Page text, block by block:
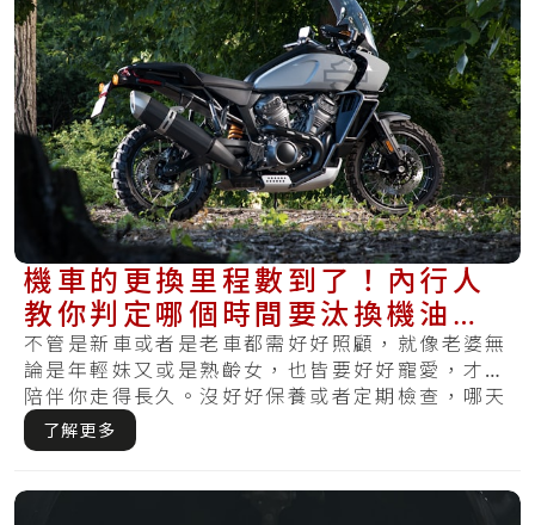
機車的更換里程數到了！內行人
教你判定哪個時間要汰換機油、
煞車油
不管是新車或者是老車都需好好照顧，就像老婆無
論是年輕妹又或是熟齡女，也皆要好好寵愛，才可
陪伴你走得長久。沒好好保養或者定期檢查，哪天
察覺.....
了解更多